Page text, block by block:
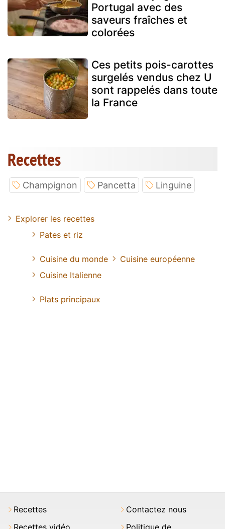
Portugal avec des
saveurs fraîches et
colorées
Ces petits pois-carottes
surgelés vendus chez U
sont rappelés dans toute
la France
Recettes
Champignon Pancetta Linguine
Explorer les recettes
Pates et riz
Cuisine du monde
Cuisine européenne
Cuisine Italienne
Plats principaux
Recettes
Contactez nous